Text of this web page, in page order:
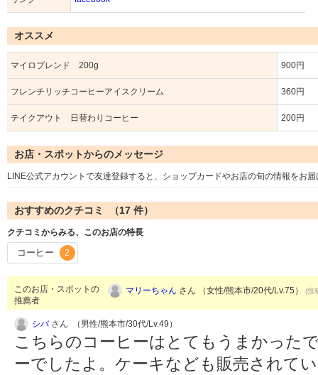
オススメ
マイロブレンド 200g 900円
フレンチリッチコーヒーアイスクリーム 360円
テイクアウト 日替わりコーヒー 200円
お店・スポットからのメッセージ
LINE公式アカウントで友達登録すると、ショップカードやお店の旬の情報をお
おすすめのクチコミ （17 件）
クチコミからみる、このお店の特長
コーヒー 2
このお店・スポットの
推薦者
マリーちゃん さん （女性/熊本市/20代/Lv.75） (投
シバさん （男性/熊本市/30代/Lv.49）
こちらのコーヒーはとてもうまかった
ーでしたよ。ケーキなども販売されて